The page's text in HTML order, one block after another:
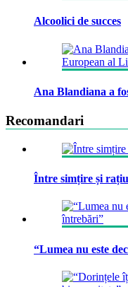
Alcoolici de succes
Ana Blandiana a
Recomandari
Între simțire și
“Lumea nu este